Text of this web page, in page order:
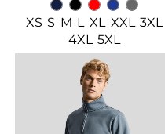
XS S M L XL XXL 3XL
4XL 5XL